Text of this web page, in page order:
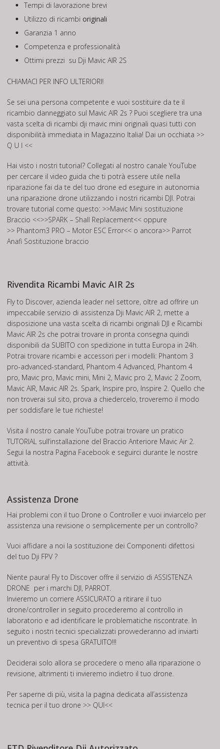
Tempi di lavorazione brevi
Utilizzo di ricambi originali
Garanzia 1 anno
Competenza e professionalità
Ottimi prezzi su Dji Mavic AIR 2S
CHIAMACI PER INFO ULTERIORI!
Se sei una persona competente e vuoi sostituire da te il
ricambio danneggiato sul Mavic AIR 2s ? Puoi scegliere tra una
vasta scelta di ricambi dji mavic mini originali quasi tutti con
disponibilità immediata in Magazzino Italia! Dai un occhiata >>
Q U I <<
Hai visto i nostri tutorial? Collegati al nostro canale YouTube
per cercare il video guida che ti potrà essere utile nella
riparazione fai da te del tuo drone ed eseguire in autonomia
una riparazione drone utilizzando i nostri ricambi DJI. Potrai
trovare tutorial come questo: >>Mavic Mini sostituzione
Braccio <<>>SPARK – Shall Replacement<< oppure
>> Phantom3 PRO – Motor ESC Error<< o ancora>> Parrot
Anafi Sostituzione braccio
Rivendita Ricambi Mavic AIR 2s
Fly to Discover, azienda leader nel settore, oltre ad offrire un
impeccabile servizio di assistenza Dji Mavic AIR 2, mette a
disposizione una vasta scelta di ricambi originali DJI e Ricambi
Mavic AIR 2s che potrai trovare in pronta consegna quindi
disponibili da SUBITO con spedizione in tutta Europa in 24h.
Potrai trovare ricambi e accessori per i modelli: Phantom 3
pro-advanced-standard, Phantom 4 Advanced, Phantom 4
pro, Mavic pro, Mavic mini, Mini 2, Mavic pro 2, Mavic 2 Zoom,
Mavic AIR, Mavic AIR 2s. Spark, Inspire pro, Inspire 2. Quello che
non troverai sul sito, prova a chiedercelo, troveremo il modo
per soddisfare le tue richieste!
Visita il nostro canale YouTube potrai trovare un pratico
TUTORIAL sull’installazione del Braccio Anteriore Mavic Air 2.
Segui la nostra Pagina Facebook e seguirci durante le nostre
attività.
Assistenza Drone
Hai problemi con il tuo Drone o Controller e vuoi inviarcelo per
assistenza una revisione o semplicemente per un controllo?
Vuoi affidare a noi la sostituzione dei Componenti difettosi
del tuo Dji FPV ?
Niente paura! Fly to Discover offre il servizio di ASSISTENZA
DRONE per i marchi DJI, PARROT.
Invieremo un corriere ASSICURATO a ritirare il tuo
drone/controller in seguito procederemo al controllo in
laboratorio e ad identificare le problematiche riscontrate. In
seguito i nostri tecnici specializzati provvederanno ad inviarti
un preventivo di spesa GRATUITO!!!
Deciderai solo allora se procedere o meno alla riparazione o
revisione, altrimenti ti invieremo indietro il tuo drone.
Per saperne di più, visita la pagina dedicata all’assistenza
tecnica per il tuo drone >> QUI<<